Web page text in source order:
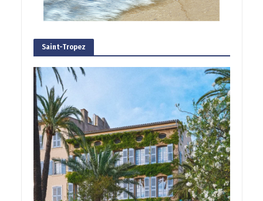
Saint-Tropez